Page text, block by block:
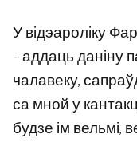
У відэароліку
– аддаць даніну
чалавеку,
са мной у
будзе ім вельмі,